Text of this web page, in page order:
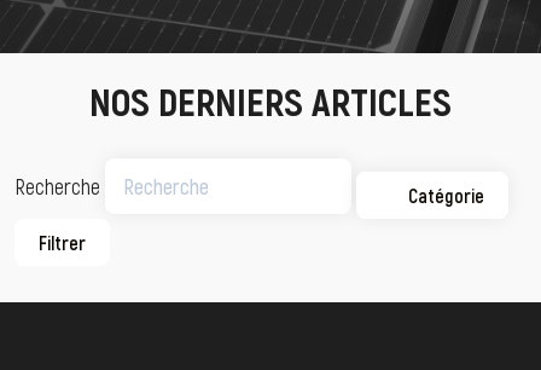
NOS DERNIERS ARTICLES
Recherche Catégorie
Filtrer